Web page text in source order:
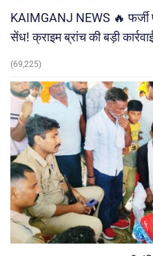
KAIMGANJ NEWS 🔥 फर्जी
सेंध! क्राइम ब्रांच की बड़ी
(69,225)